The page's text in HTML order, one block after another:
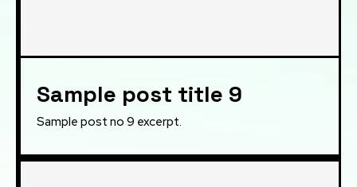
Sample post title 9
Sample post no 9 excerpt.